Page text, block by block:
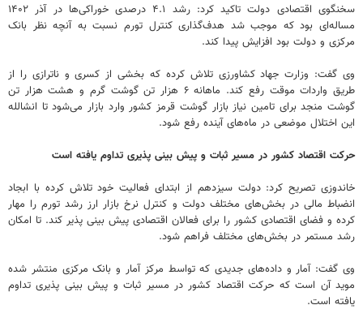
سخنگوی اقتصادی دولت تاکید کرد: رشد ۴.۱ درصدی خوراکی‌ها در آذر ۱۴۰۲
مساله‌ای بود که موجب شد هدف‌گذاری کنترل تورم نسبت به آنچه نظر بانک
مرکزی و دولت بود افزایش پیدا کند.
وی گفت: وزارت جهاد کشاورزی تلاش کرده که بخشی از کسری و ناترازی را از
طریق واردات موقت رفع کند. ماهانه ۶ هزار تن گوشت گرم و هشت هزار تن
گوشت منجد برای تامین نیاز بازار گوشت قرمز کشور وارد بازار می‌شود تا انشالله
این اختلال موضعی در ماه‌های آینده رفع شود.
حرکت اقتصاد کشور در مسیر ثبات و پیش بینی پذیری تداوم یافته است
خاندوزی تصریح کرد: دولت سیزدهم از ابتدای فعالیت خود تلاش کرده با ابجاد
انضباط مالی در بخش‌های مختلف دولت و کنترل نرخ بازار ارز رشد تورم را مهار
کرده و فضای اقتصادی کشور را برای فعالان اقتصادی پیش بینی پذیر کند. تا امکان
رشد مستمر در بخش‌های مختلف فراهم شود.
وی گفت: آمار و داده‌های جدیدی که تواسط مرکز آمار و بانک مرکزی منتشر شده
موید آن است که حرکت اقتصاد کشور در مسیر ثبات و پیش بینی پذیری تداوم
یافته است.